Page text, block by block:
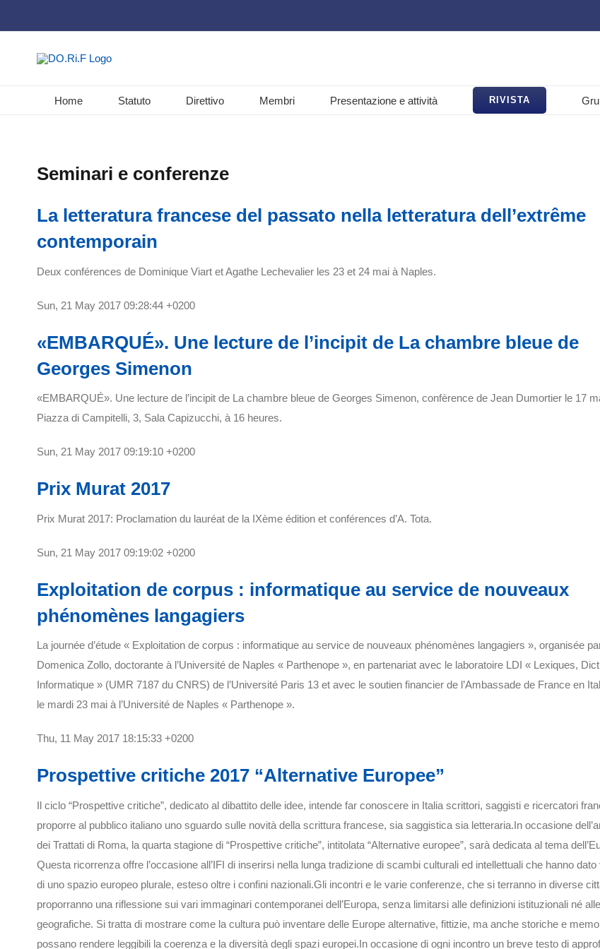
al
Home Statuto Direttivo Membri Presentazione e attività RIVISTA
Seminari e conferenze
La letteratura francese del passato nella letteratura dell’extrême
contemporain
Deux conférences de Dominique Viart et Agathe Lechevalier les 23 et 24 mai à Naples.
Sun, 21 May 2017 09:28:44 +0200
«EMBARQUÉ». Une lecture de l’incipit de La chambre bleue de
Georges Simenon
«EMBARQUÉ». Une lecture de l’incipit de La chambre bleue de Georges Simenon, confèrence de Jean Dumortier le 17
Piazza di Campitelli, 3, Sala Capizucchi, à 16 heures.
Sun, 21 May 2017 09:19:10 +0200
Prix Murat 2017
Prix Murat 2017: Proclamation du lauréat de la IXème édition et conférences d’A. Tota.
Sun, 21 May 2017 09:19:02 +0200
Exploitation de corpus : informatique au service de nouveaux
phénomènes langagiers
La journée d’étude « Exploitation de corpus : informatique au service de nouveaux phénomènes langagiers », organisée
Domenica Zollo, doctorante à l’Université de Naples « Parthenope », en partenariat avec le laboratoire LDI « Lexiques,
Informatique » (UMR 7187 du CNRS) de l’Université Paris 13 et avec le soutien financier de l’Ambassade de France en
le mardi 23 mai à l’Université de Naples « Parthenope ».
Thu, 11 May 2017 18:15:33 +0200
Prospettive critiche 2017 “Alternative Europee”
Il ciclo “Prospettive critiche”, dedicato al dibattito delle idee, intende far conoscere in Italia scrittori, saggisti e ricercatori
proporre al pubblico italiano uno sguardo sulle novità della scrittura francese, sia saggistica sia letteraria.In occasione
dei Trattati di Roma, la quarta stagione di “Prospettive critiche”, intitolata “Alternative europee”, sarà dedicata al tema
Questa ricorrenza offre l’occasione all’IFI di inserirsi nella lunga tradizione di scambi culturali ed intellettuali che hanno dato
di uno spazio europeo plurale, esteso oltre i confini nazionali.Gli incontri e le varie conferenze, che si terranno in diverse
proporranno una riflessione sui vari immaginari contemporanei dell’Europa, senza limitarsi alle definizioni istituzionali né
geografiche. Si tratta di mostrare come la cultura può inventare delle Europe alternative, fittizie, ma anche storiche e
possano rendere leggibili la coerenza e la diversità degli spazi europei.In occasione di ogni incontro un breve testo di